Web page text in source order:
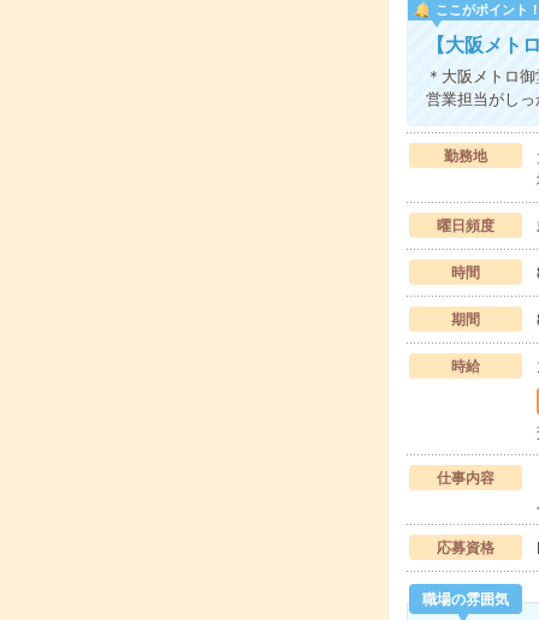
ここがポイント
【大阪メト
＊大阪メトロ
営業担当がし
勤務地
曜日頻度
時間
期間
時給
仕事内容
応募資格
職場の雰囲気